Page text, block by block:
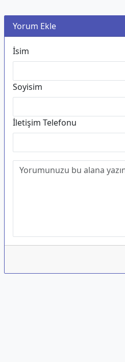
Yorum Ekle
İsim
Soyisim
İletişim Telefonu